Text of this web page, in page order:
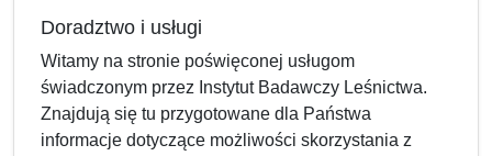
Doradztwo i usługi
Witamy na stronie poświęconej usługom
świadczonym przez Instytut Badawczy Leśnictwa.
Znajdują się tu przygotowane dla Państwa
informacje dotyczące możliwości skorzystania z